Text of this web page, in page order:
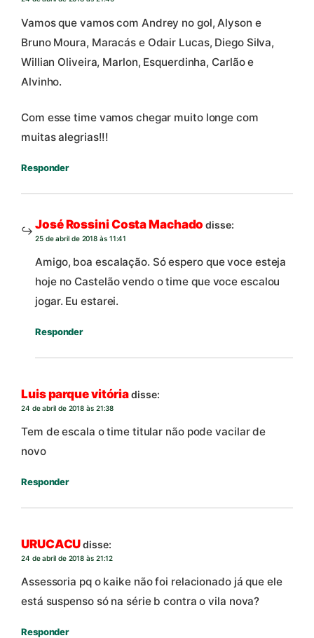
Vamos que vamos com Andrey no gol, Alyson e
Bruno Moura, Maracás e Odair Lucas, Diego Silva,
Willian Oliveira, Marlon, Esquerdinha, Carlão e
Alvinho.
Com esse time vamos chegar muito longe com
muitas alegrias!!!
Responder
José Rossini Costa Machado disse:
25 de abril de 2018 às 11:41
Amigo, boa escalação. Só espero que voce esteja
hoje no Castelão vendo o time que voce escalou
jogar. Eu estarei.
Responder
Luis parque vitóriadisse:
24 de abril de 2018 às 21:38
Tem de escala o time titular não pode vacilar de
novo
Responder
URUCACUdisse:
24 de abril de 2018 às 21:12
Assessoria pq o kaike não foi relacionado já que ele
está suspenso só na série b contra o vila nova?
Responder